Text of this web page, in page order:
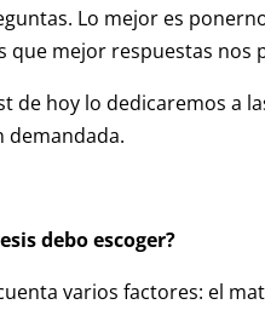
Lo mejor es
que mejor respuestas nos
de hoy lo dedicaremos a
demandada.
debo escoger?
varios factores: el